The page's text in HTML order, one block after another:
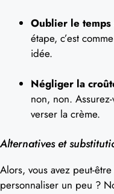
Oublier le
étape, c’est
idée.
Négliger la
non, non.
verser la crème.
Alternatives et
Alors, vous avez peut-
personnaliser un peu ?